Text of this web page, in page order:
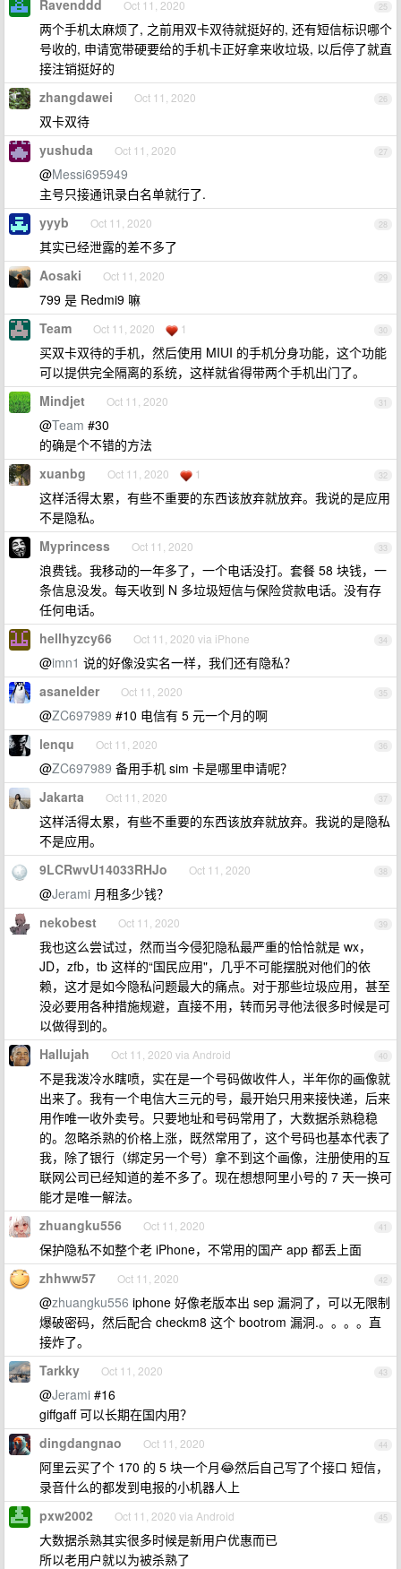
25
Ravenddd Oct 11, 2020
两个手机太麻烦了, 之前用双卡双待就挺好的, 还有短信标识哪个
号收的, 申请宽带硬要给的手机卡正好拿来收垃圾, 以后停了就直
接注销挺好的
26
zhangdawei Oct 11, 2020
双卡双待
27
yushuda Oct 11, 2020
@Messi695949
主号只接通讯录白名单就行了.
28
yyyb Oct 11, 2020
其实已经泄露的差不多了
29
Aosaki Oct 11, 2020
799 是 Redmi9 嘛
30
Team Oct 11, 2020 1
买双卡双待的手机，然后使用 MIUI 的手机分身功能，这个功能
可以提供完全隔离的系统，这样就省得带两个手机出门了。
31
Mindjet Oct 11, 2020
@Team #30
的确是个不错的方法
32
xuanbg Oct 11, 2020 1
这样活得太累，有些不重要的东西该放弃就放弃。我说的是应用
不是隐私。
33
Myprincess Oct 11, 2020
浪费钱。我移动的一年多了，一个电话没打。套餐 58 块钱，一
条信息没发。每天收到 N 多垃圾短信与保险贷款电话。没有存
任何电话。
34
hellhyzcy66 Oct 11, 2020 via iPhone
@imn1 说的好像没实名一样，我们还有隐私？
35
asanelder Oct 11, 2020
@ZC697989 #10 电信有 5 元一个月的啊
36
lenqu Oct 11, 2020
@ZC697989 备用手机 sim 卡是哪里申请呢？
37
Jakarta Oct 11, 2020
这样活得太累，有些不重要的东西该放弃就放弃。我说的是隐私
不是应用。
38
9LCRwvU14033RHJo Oct 11, 2020
@Jerami 月租多少钱？
39
nekobest Oct 11, 2020
我也这么尝试过，然而当今侵犯隐私最严重的恰恰就是 wx，
JD，zfb，tb 这样的“国民应用"，几乎不可能摆脱对他们的依
赖，这才是如今隐私问题最大的痛点。对于那些垃圾应用，甚至
没必要用各种措施规避，直接不用，转而另寻他法很多时候是可
以做得到的。
40
Hallujah Oct 11, 2020 via Android
不是我泼冷水瞎喷，实在是一个号码做收件人，半年你的画像就
出来了。我有一个电信大三元的号，最开始只用来接快递，后来
用作唯一收外卖号。只要地址和号码常用了，大数据杀熟稳稳
的。忽略杀熟的价格上涨，既然常用了，这个号码也基本代表了
我，除了银行（绑定另一个号）拿不到这个画像，注册使用的互
联网公司已经知道的差不多了。现在想想阿里小号的 7 天一换可
能才是唯一解法。
41
zhuangku556 Oct 11, 2020
保护隐私不如整个老 iPhone，不常用的国产 app 都丢上面
42
zhhww57 Oct 11, 2020
@zhuangku556 iphone 好像老版本出 sep 漏洞了，可以无限制
爆破密码，然后配合 checkm8 这个 bootrom 漏洞.。。。。直
接炸了。
43
Tarkky Oct 11, 2020
@Jerami #16
giffgaff 可以长期在国内用？
44
dingdangnao Oct 11, 2020
阿里云买了个 170 的 5 块一个月😂然后自己写了个接口 短信，
录音什么的都发到电报的小机器人上
45
pxw2002 Oct 11, 2020 via Android
大数据杀熟其实很多时候是新用户优惠而已
所以老用户就以为被杀熟了